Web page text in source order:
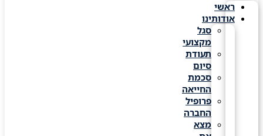
ראשי
אודותינו
סגל
מקצועי
תעודת
סכמת
החייאה
פרופיל
החברה
מצא